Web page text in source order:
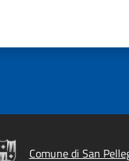
Comune di San